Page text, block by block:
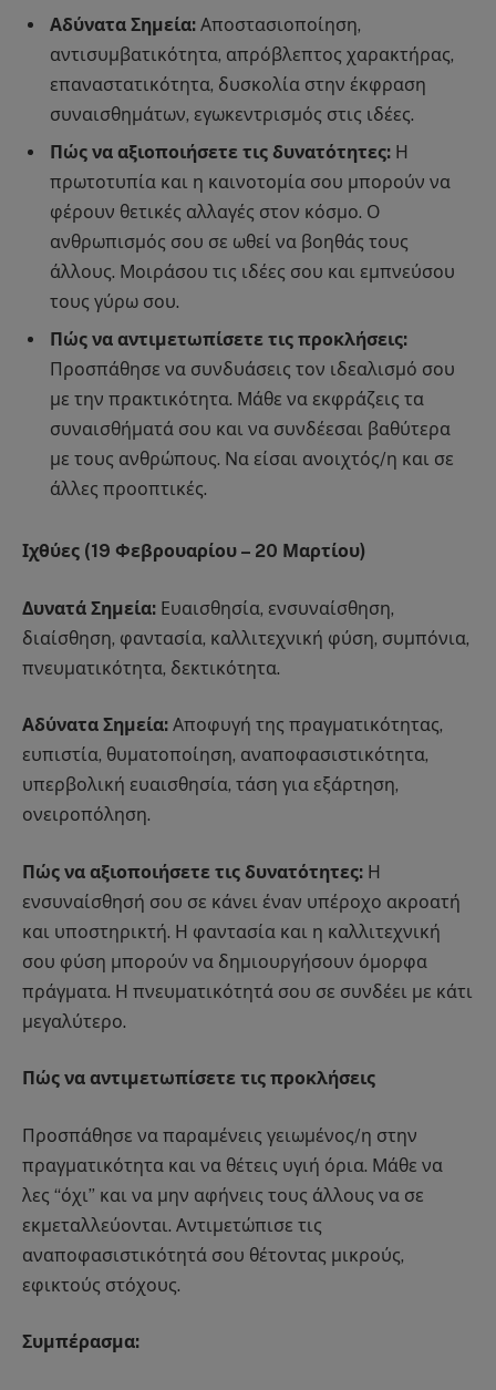
Αδύνατα Σημεία: Αποστασιοποίηση,
αντισυμβατικότητα, απρόβλεπτος χαρακτήρας,
επαναστατικότητα, δυσκολία στην έκφραση
συναισθημάτων, εγωκεντρισμός στις ιδέες.
Πώς να αξιοποιήσετε τις δυνατότητες: Η
πρωτοτυπία και η καινοτομία σου μπορούν να
φέρουν θετικές αλλαγές στον κόσμο. Ο
ανθρωπισμός σου σε ωθεί να βοηθάς τους
άλλους. Μοιράσου τις ιδέες σου και εμπνεύσου
τους γύρω σου.
Πώς να αντιμετωπίσετε τις προκλήσεις:
Προσπάθησε να συνδυάσεις τον ιδεαλισμό σου
με την πρακτικότητα. Μάθε να εκφράζεις τα
συναισθήματά σου και να συνδέεσαι βαθύτερα
με τους ανθρώπους. Να είσαι ανοιχτός/η και σε
άλλες προοπτικές.
Ιχθύες (19 Φεβρουαρίου – 20 Μαρτίου)
Δυνατά Σημεία: Ευαισθησία, ενσυναίσθηση,
διαίσθηση, φαντασία, καλλιτεχνική φύση, συμπόνια,
πνευματικότητα, δεκτικότητα.
Αδύνατα Σημεία: Αποφυγή της πραγματικότητας,
ευπιστία, θυματοποίηση, αναποφασιστικότητα,
υπερβολική ευαισθησία, τάση για εξάρτηση,
ονειροπόληση.
Πώς να αξιοποιήσετε τις δυνατότητες: Η
ενσυναίσθησή σου σε κάνει έναν υπέροχο ακροατή
και υποστηρικτή. Η φαντασία και η καλλιτεχνική
σου φύση μπορούν να δημιουργήσουν όμορφα
πράγματα. Η πνευματικότητά σου σε συνδέει με κάτι
μεγαλύτερο.
Πώς να αντιμετωπίσετε τις προκλήσεις
Προσπάθησε να παραμένεις γειωμένος/η στην
πραγματικότητα και να θέτεις υγιή όρια. Μάθε να
λες “όχι” και να μην αφήνεις τους άλλους να σε
εκμεταλλεύονται. Αντιμετώπισε τις
αναποφασιστικότητά σου θέτοντας μικρούς,
εφικτούς στόχους.
Συμπέρασμα: